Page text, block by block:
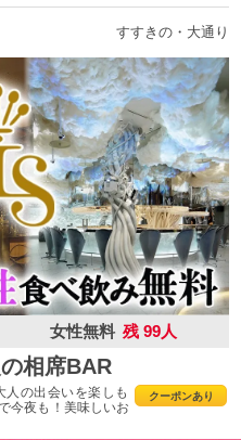
すすきの・大通り
女性無料 残 99人
相席BAR
クーポンあり
人の出会いを楽しも
今夜も！美味しいお